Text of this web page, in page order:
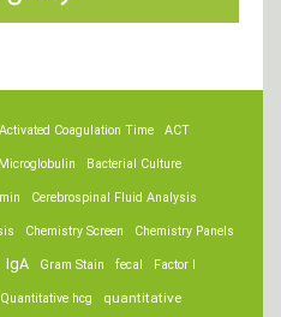
ACT
Activated Coagulation Time
Bacterial Culture
Cerebrospinal Fluid Analysis
Chemistry Panels
Chemistry Screen
Factor I
fecal
Gram Stain
IgA
quantitative
Quantitative hcg